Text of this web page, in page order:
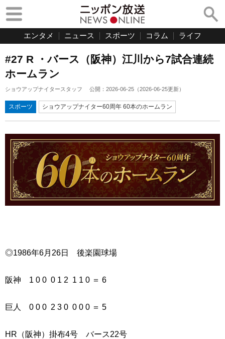
エンタメ ニュース スポーツ コラム ライフ
#27 R ・バース（阪神）江川から7試合連続
ホームラン
ショウアップナイタースタッフ 公開： 2026-06-25 （2026-06-25更新）
スポーツ ショウアップナイター60周年 60本のホームラン
◎1986年6月26日 後楽園球場
阪神 1 0 0 0 1 2 1 1 0 ＝ 6
巨人 0 0 0 2 3 0 0 0 0 ＝ 5
HR（阪神）掛布4号 バース22号